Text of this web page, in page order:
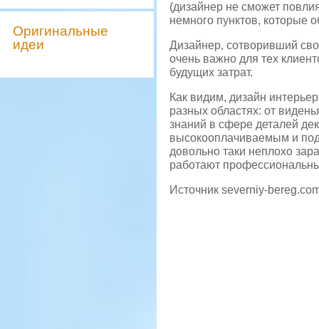
Оригинальные
идеи
(дизайнер не сможет
немного пунктов, которые
Дизайнер, сотворивший
очень важно для тех
будущих затрат.
Как видим, дизайн
разных областях: от
знаний в сфере деталей
высокооплачиваемым и
довольно таки неплохо
работают
Источник severniy-